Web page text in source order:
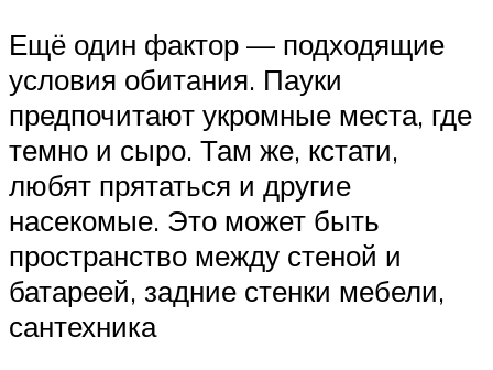
Ещё один фактор — подходящие
условия обитания. Пауки
предпочитают укромные места, где
темно и сыро. Там же, кстати,
любят прятаться и другие
насекомые. Это может быть
пространство между стеной и
батареей, задние стенки мебели,
сантехника